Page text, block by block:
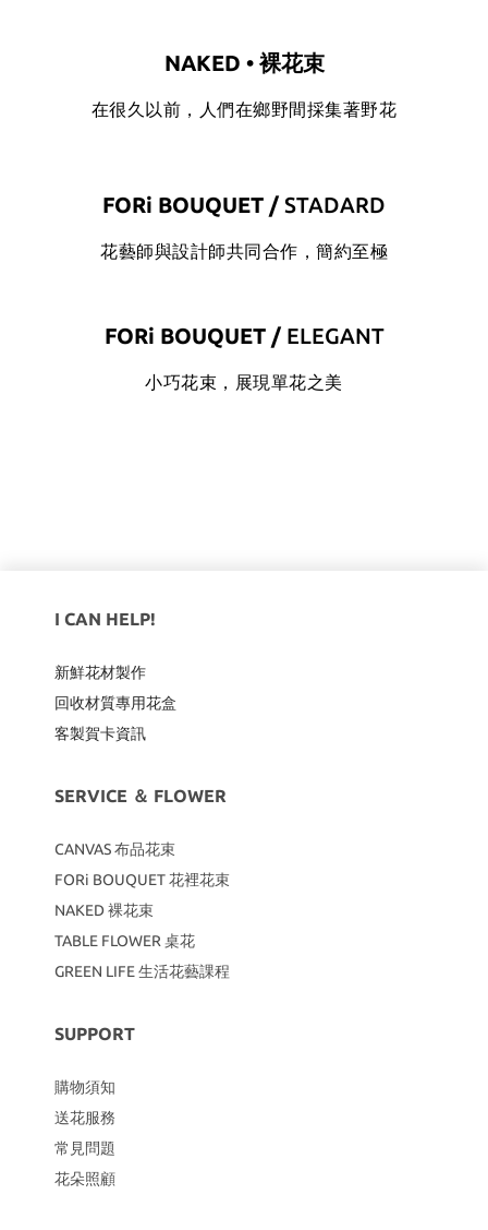
NAKED • 裸花束
在很久以前，人們在鄉野間採集著野花
FORi BOUQUET / STADARD
花藝師與設計師共同合作，簡約至極
FORi BOUQUET / ELEGANT
小巧花束，展現單花之美
I CAN HELP!
新鮮花材製作
回收材質專用花盒
客製賀卡資訊
SERVICE ＆ FLOWER
CANVAS布品花束
FORi BOUQUET 花裡花束
NAKED 裸花束
TABLE FLOWER 桌花
GREEN LIFE 生活花藝課程
SUPPORT
購物須知
送花服務
常見問題
花朵照顧